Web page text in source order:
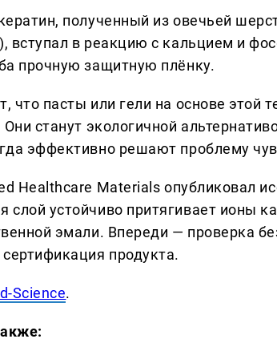
полученный из овечьей
вступал в реакцию с кальцием и
прочную защитную плёнку.
что пасты или гели на основе этой
станут экологичной
эффективно решают проблему
Healthcare Materials опубликовал
слой устойчиво притягивает ионы
эмали. Впереди — проверка
продукта.
Science.